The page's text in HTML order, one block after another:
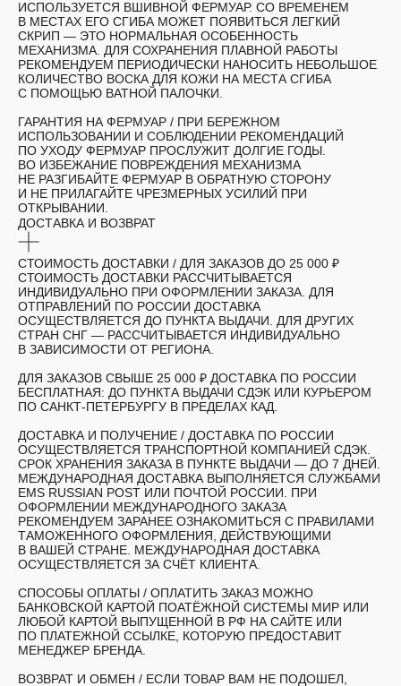
ИСПОЛЬЗУЕТСЯ ВШИВНОЙ ФЕРМУАР. СО ВРЕМЕНЕМ
В МЕСТАХ ЕГО СГИБА МОЖЕТ ПОЯВИТЬСЯ ЛЕГКИЙ
СКРИП — ЭТО НОРМАЛЬНАЯ ОСОБЕННОСТЬ
МЕХАНИЗМА. ДЛЯ СОХРАНЕНИЯ ПЛАВНОЙ РАБОТЫ
РЕКОМЕНДУЕМ ПЕРИОДИЧЕСКИ НАНОСИТЬ НЕБОЛЬШОЕ
КОЛИЧЕСТВО ВОСКА ДЛЯ КОЖИ НА МЕСТА СГИБА
С ПОМОЩЬЮ ВАТНОЙ ПАЛОЧКИ.
ГАРАНТИЯ НА ФЕРМУАР / ПРИ БЕРЕЖНОМ
ИСПОЛЬЗОВАНИИ И СОБЛЮДЕНИИ РЕКОМЕНДАЦИЙ
ПО УХОДУ ФЕРМУАР ПРОСЛУЖИТ ДОЛГИЕ ГОДЫ.
ВО ИЗБЕЖАНИЕ ПОВРЕЖДЕНИЯ МЕХАНИЗМА
НЕ РАЗГИБАЙТЕ ФЕРМУАР В ОБРАТНУЮ СТОРОНУ
И НЕ ПРИЛАГАЙТЕ ЧРЕЗМЕРНЫХ УСИЛИЙ ПРИ
ОТКРЫВАНИИ.
ДОСТАВКА И ВОЗВРАТ
СТОИМОСТЬ ДОСТАВКИ / ДЛЯ ЗАКАЗОВ ДО 25 000 ₽
СТОИМОСТЬ ДОСТАВКИ РАССЧИТЫВАЕТСЯ
ИНДИВИДУАЛЬНО ПРИ ОФОРМЛЕНИИ ЗАКАЗА. ДЛЯ
ОТПРАВЛЕНИЙ ПО РОССИИ ДОСТАВКА
ОСУЩЕСТВЛЯЕТСЯ ДО ПУНКТА ВЫДАЧИ. ДЛЯ ДРУГИХ
СТРАН СНГ — РАССЧИТЫВАЕТСЯ ИНДИВИДУАЛЬНО
В ЗАВИСИМОСТИ ОТ РЕГИОНА.
ДЛЯ ЗАКАЗОВ СВЫШЕ 25 000 ₽ ДОСТАВКА ПО РОССИИ
БЕСПЛАТНАЯ: ДО ПУНКТА ВЫДАЧИ СДЭК ИЛИ КУРЬЕРОМ
ПО САНКТ-ПЕТЕРБУРГУ В ПРЕДЕЛАХ КАД.
ДОСТАВКА И ПОЛУЧЕНИЕ / ДОСТАВКА ПО РОССИИ
ОСУЩЕСТВЛЯЕТСЯ ТРАНСПОРТНОЙ КОМПАНИЕЙ СДЭК.
СРОК ХРАНЕНИЯ ЗАКАЗА В ПУНКТЕ ВЫДАЧИ — ДО 7 ДНЕЙ.
МЕЖДУНАРОДНАЯ ДОСТАВКА ВЫПОЛНЯЕТСЯ СЛУЖБАМИ
EMS RUSSIAN POST ИЛИ ПОЧТОЙ РОССИИ. ПРИ
ОФОРМЛЕНИИ МЕЖДУНАРОДНОГО ЗАКАЗА
РЕКОМЕНДУЕМ ЗАРАНЕЕ ОЗНАКОМИТЬСЯ С ПРАВИЛАМИ
ТАМОЖЕННОГО ОФОРМЛЕНИЯ, ДЕЙСТВУЮЩИМИ
В ВАШЕЙ СТРАНЕ. МЕЖДУНАРОДНАЯ ДОСТАВКА
ОСУЩЕСТВЛЯЕТСЯ ЗА СЧЁТ КЛИЕНТА.
СПОСОБЫ ОПЛАТЫ / ОПЛАТИТЬ ЗАКАЗ МОЖНО
БАНКОВСКОЙ КАРТОЙ ПОАТЁЖНОЙ СИСТЕМЫ МИР ИЛИ
ЛЮБОЙ КАРТОЙ ВЫПУЩЕННОЙ В РФ НА САЙТЕ ИЛИ
ПО ПЛАТЕЖНОЙ ССЫЛКЕ, КОТОРУЮ ПРЕДОСТАВИТ
МЕНЕДЖЕР БРЕНДА.
ВОЗВРАТ И ОБМЕН / ЕСЛИ ТОВАР ВАМ НЕ ПОДОШЕЛ,